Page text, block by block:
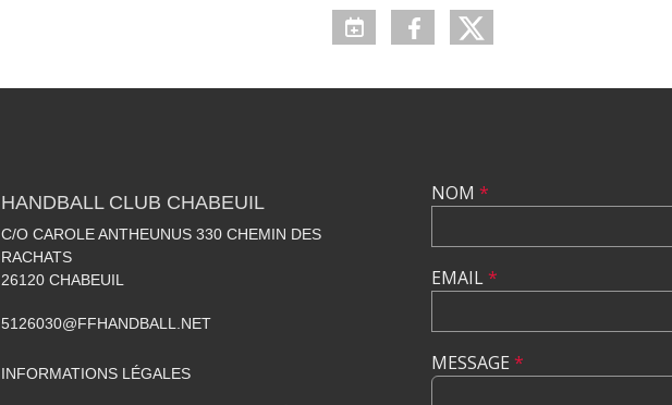
HANDBALL CLUB CHABEUIL
C/O CAROLE ANTHEUNUS 330 CHEMIN DES
RACHATS
26120 CHABEUIL
5126030@FFHANDBALL.NET
INFORMATIONS LÉGALES
NOM *
EMAIL*
MESSAGE *